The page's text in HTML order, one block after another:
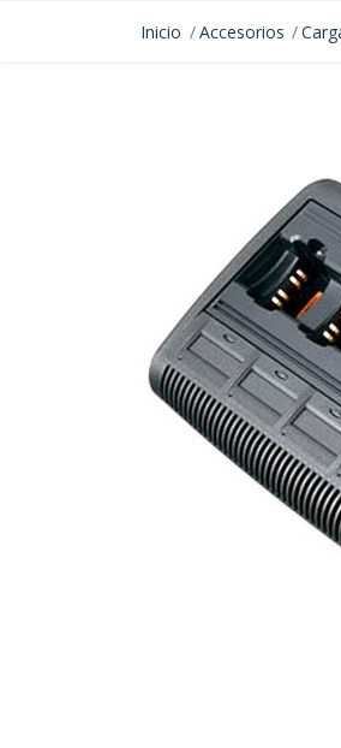
Inicio Accesorios